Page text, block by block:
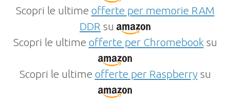
Scopri le ultime offerte per memorie RAM
DDR su
Scopri le ultime offerte per Chromebooksu
Scopri le ultime offerte per Raspberrysu